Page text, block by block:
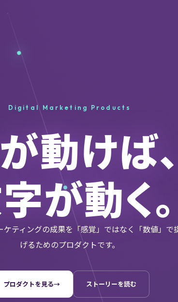
Digital Marketing Products
動けば
が動く。
ケティングの成果を「感覚」ではなく「数値」
げるためのプロダクトです。
プロダクトを見る→ ストーリーを読む